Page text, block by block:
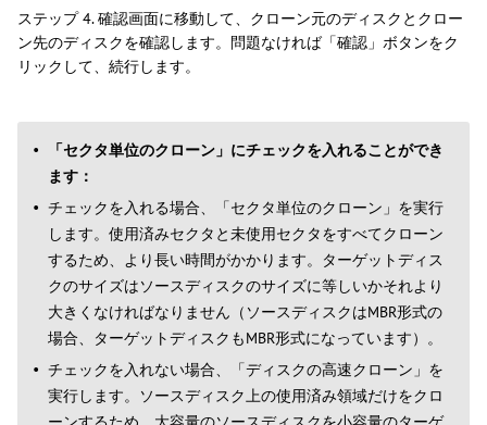
ステップ 4. 確認画面に移動して、クローン元のディスクとクロー
ン先のディスクを確認します。問題なければ「確認」ボタンをク
リックして、続行します。
「セクタ単位のクローン」にチェックを入れることができ
ます：
チェックを入れる場合、「セクタ単位のクローン」を実行
します。使用済みセクタと未使用セクタをすべてクローン
するため、より長い時間がかかります。ターゲットディス
クのサイズはソースディスクのサイズに等しいかそれより
大きくなければなりません（ソースディスクはMBR形式の
場合、ターゲットディスクもMBR形式になっています）。
チェックを入れない場合、「ディスクの高速クローン」を
実行します。ソースディスク上の使用済み領域だけをクロ